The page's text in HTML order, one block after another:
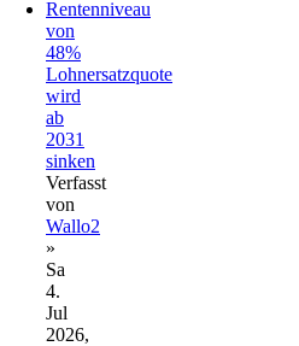
Rentenniveau
von
48%
Lohnersatzquote
wird
ab
2031
sinken
Verfasst
von
Wallo2
»
Sa
4.
Jul
2026,